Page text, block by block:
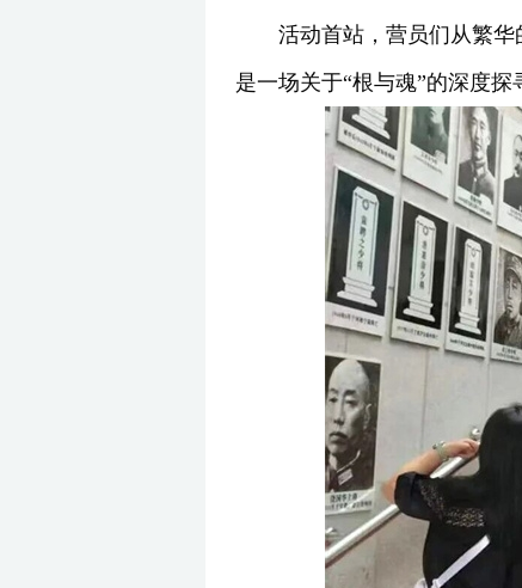
活动首站，营员们从繁
是一场关于“根与魂”的深度探